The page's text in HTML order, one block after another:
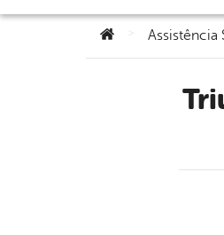
Você está aqui:
Assistência
Triunfo renova projeto para assistência a idosos do Município